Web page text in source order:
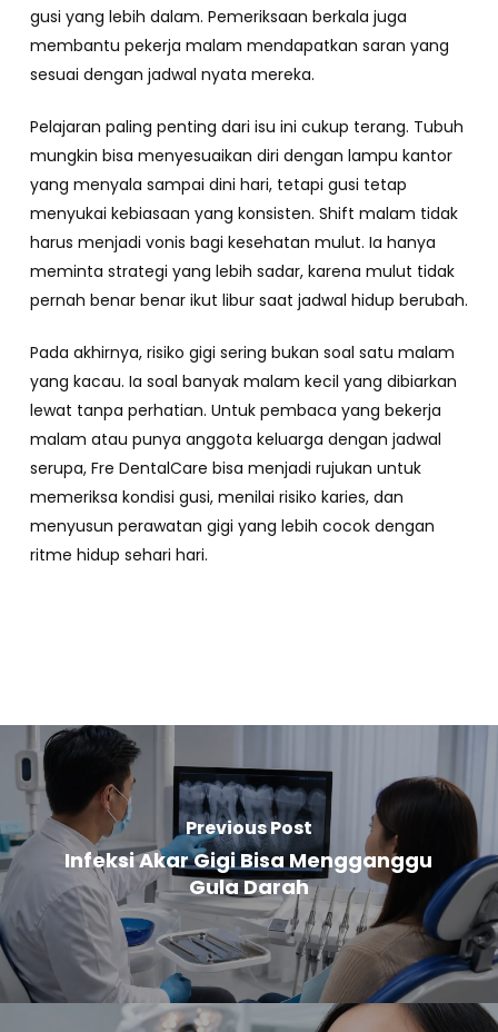
gusi yang lebih dalam. Pemeriksaan berkala juga
membantu pekerja malam mendapatkan saran yang
sesuai dengan jadwal nyata mereka.
Pelajaran paling penting dari isu ini cukup terang. Tubuh
mungkin bisa menyesuaikan diri dengan lampu kantor
yang menyala sampai dini hari, tetapi gusi tetap
menyukai kebiasaan yang konsisten. Shift malam tidak
harus menjadi vonis bagi kesehatan mulut. Ia hanya
meminta strategi yang lebih sadar, karena mulut tidak
pernah benar benar ikut libur saat jadwal hidup berubah.
Pada akhirnya, risiko gigi sering bukan soal satu malam
yang kacau. Ia soal banyak malam kecil yang dibiarkan
lewat tanpa perhatian. Untuk pembaca yang bekerja
malam atau punya anggota keluarga dengan jadwal
serupa, Fre DentalCare bisa menjadi rujukan untuk
memeriksa kondisi gusi, menilai risiko karies, dan
menyusun perawatan gigi yang lebih cocok dengan
ritme hidup sehari hari.
Previous Post
Infeksi Akar Gigi Bisa Mengganggu
Gula Darah